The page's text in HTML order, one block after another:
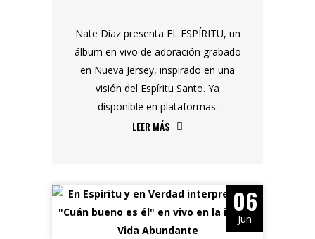
Nate Diaz presenta EL ESPÍRITU, un
álbum en vivo de adoración grabado
en Nueva Jersey, inspirado en una
visión del Espíritu Santo. Ya
disponible en plataformas.
LEER MÁS
06
Jun